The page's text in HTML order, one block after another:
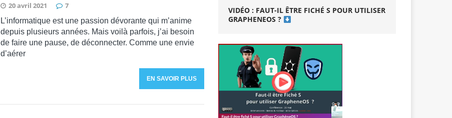
20 avril 2021 7
L’informatique est une passion dévorante qui m’anime
depuis plusieurs années. Mais voilà parfois, j’ai besoin
de faire une pause, de déconnecter. Comme une envie
d’aérer
EN SAVOIR PLUS
VIDÉO : FAUT-IL ÊTRE FICHÉ S POUR UTILISER
GRAPHENEOS ?